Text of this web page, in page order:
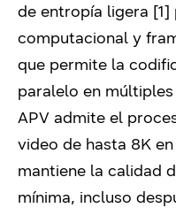
de entropía ligera
computacional y
que permite la
paralelo en
APV admite el
video de hasta 8K
mantiene la calidad
mínima, incluso